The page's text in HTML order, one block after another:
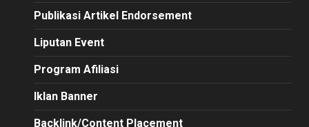
Publikasi Artikel Endorsement
Liputan Event
Program Afiliasi
Iklan Banner
Backlink/Content Placement